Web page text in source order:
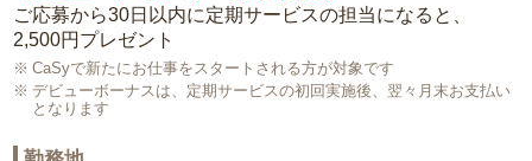
ご応募から30日以内に定期サービスの担当になると、
2,500円プレゼント
CaSyで新たにお仕事をスタートされる方が対象です
デビューボーナスは、定期サービスの初回実施後、翌々月末お支払い
となります